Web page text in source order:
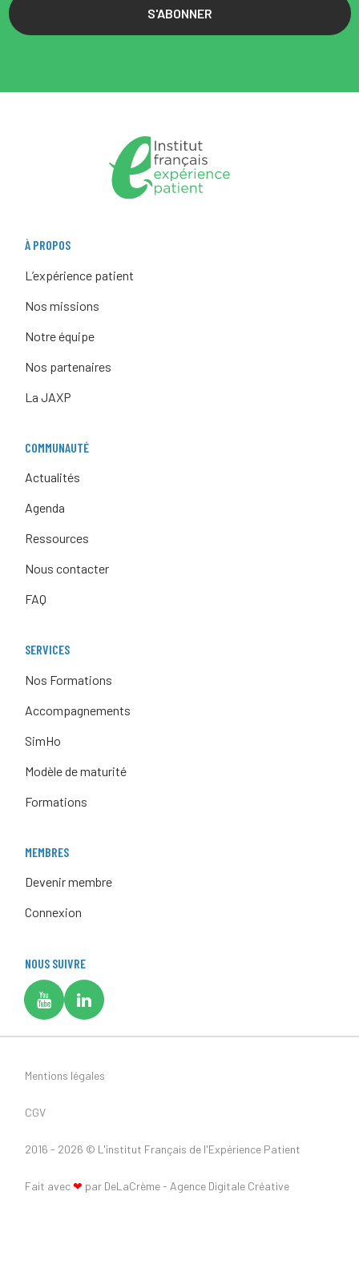
S'ABONNER
À PROPOS
L’expérience patient
Nos missions
Notre équipe
Nos partenaires
La JAXP
COMMUNAUTÉ
Actualités
Agenda
Ressources
Nous contacter
FAQ
SERVICES
Nos Formations
Accompagnements
SimHo
Modèle de maturité
Formations
MEMBRES
Devenir membre
Connexion
NOUS SUIVRE
Fait avec❤ par DeLaCrème - Agence Digitale Créative
Mentions légales
CGV
2016 - 2026 © L'institut Français de l'Expérience Patient